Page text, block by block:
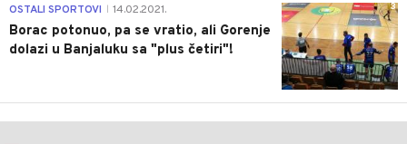
3
OSTALI SPORTOVI 14.02.2021.
Borac potonuo, pa se vratio, ali Gorenje
dolazi u Banjaluku sa "plus četiri"!